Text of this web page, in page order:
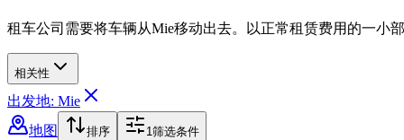
租车公司需要将车辆从Mie移动出去。以正常租赁费用的一小部
相关性
出发地: Mie
地图
排序 1筛选条件